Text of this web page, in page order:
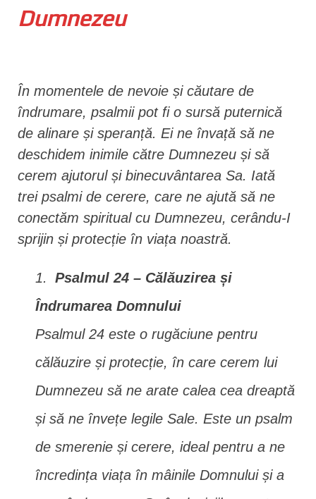
Dumnezeu
În momentele de nevoie și căutare de
îndrumare, psalmii pot fi o sursă puternică
de alinare și speranță. Ei ne învață să ne
deschidem inimile către Dumnezeu și să
cerem ajutorul și binecuvântarea Sa. Iată
trei psalmi de cerere, care ne ajută să ne
conectăm spiritual cu Dumnezeu, cerându-I
sprijin și protecție în viața noastră.
Psalmul 24 – Călăuzirea și
Îndrumarea Domnului
Psalmul 24 este o rugăciune pentru
călăuzire și protecție, în care cerem lui
Dumnezeu să ne arate calea cea dreaptă
și să ne învețe legile Sale. Este un psalm
de smerenie și cerere, ideal pentru a ne
încredința viața în mâinile Domnului și a